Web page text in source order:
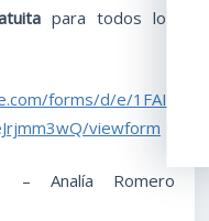
para todos los
forms/d/e/
viewform
– Analía Romero